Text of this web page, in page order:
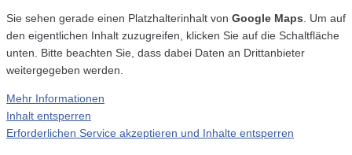
Sie sehen gerade einen Platzhalterinhalt von Google Maps . Um auf
den eigentlichen Inhalt zuzugreifen, klicken Sie auf die Schaltfläche
unten. Bitte beachten Sie, dass dabei Daten an Drittanbieter
weitergegeben werden.
Mehr Informationen
Inhalt entsperren
Erforderlichen Service akzeptieren und Inhalte entsperren